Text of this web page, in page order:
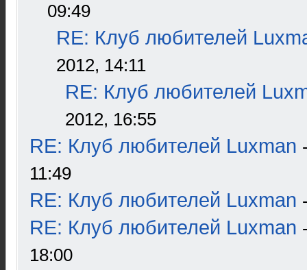
09:49
RE: Клуб любителей
2012, 14:11
RE: Клуб любителей
2012, 16:55
RE: Клуб любителей Luxman
11:49
RE: Клуб любителей Luxman
RE: Клуб любителей Luxman
18:00